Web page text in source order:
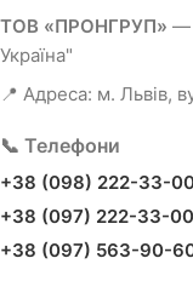
ТОВ «ПРОНГРУП» —
Україна"
📍 Адреса: м. Львів,
📞 Телефони
+38 (098) 222-33-
+38 (097) 222-33-00
+38 (097) 563-90-